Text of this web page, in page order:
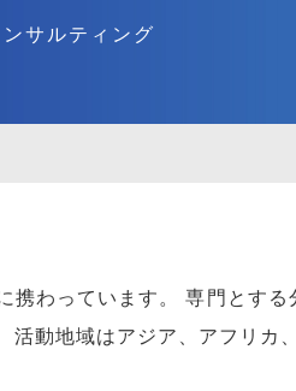
ンサルティング
わっています。 専門とす
動地域はアジア、アフリカ